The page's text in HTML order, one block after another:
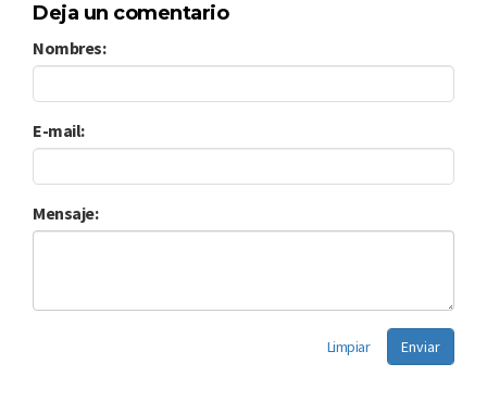
Deja un comentario
Nombres:
E-mail:
Mensaje:
Limpiar Enviar